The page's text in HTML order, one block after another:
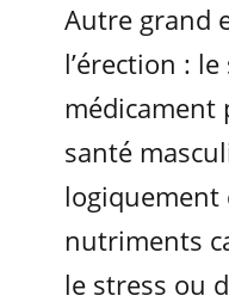
Autre grand
l’érection :
médicament
santé
logiquement
nutriments
le stress ou